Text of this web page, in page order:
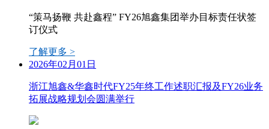
“策马扬鞭 共赴鑫程” FY26旭鑫集团举办目标责任状签
订仪式
了解更多 >
2026年02月01日
浙江旭鑫&华鑫时代FY25年终工作述职汇报及FY26业务
拓展战略规划会圆满举行